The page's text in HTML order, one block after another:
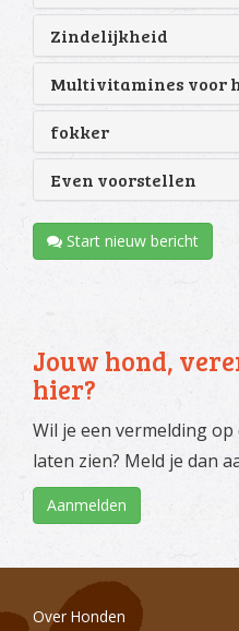
Zindelijkheid
Multivitamines voor
fokker
Even voorstellen
Start nieuw bericht
Jouw hond,
hier?
Wil je een vermelding
laten zien? Meld je dan
Aanmelden
Over Honden